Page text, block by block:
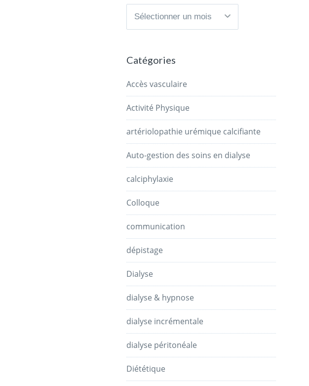
Archives
Catégories
Accès vasculaire
Activité Physique
artériolopathie urémique calcifiante
Auto-gestion des soins en dialyse
calciphylaxie
Colloque
communication
dépistage
Dialyse
dialyse & hypnose
dialyse incrémentale
dialyse péritonéale
Diététique